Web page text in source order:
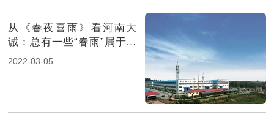
从《春夜喜雨》看河南大
诚：总有一些“春雨”属于大
诚工人
2022-03-05